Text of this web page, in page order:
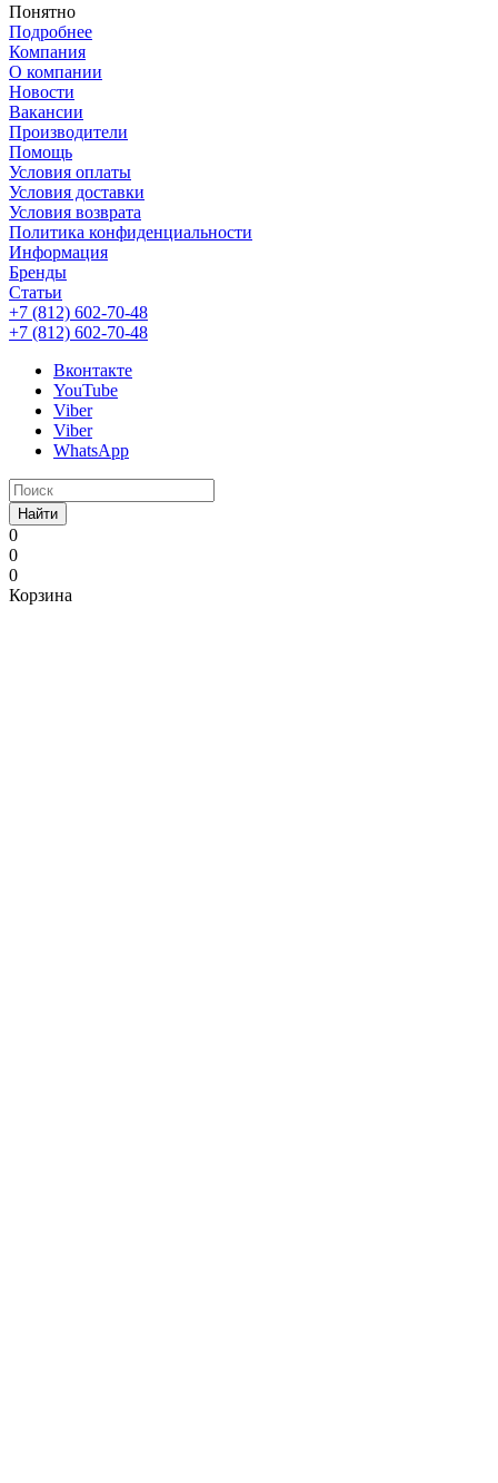
Понятно
Подробнее
Компания
О компании
Новости
Вакансии
Производители
Помощь
Условия оплаты
Условия доставки
Условия возврата
Политика конфиденциальности
Информация
Бренды
Статьи
+7 (812) 602-70-48
+7 (812) 602-70-48
Вконтакте
YouTube
Viber
Viber
WhatsApp
Найти
0
0
0
Корзина